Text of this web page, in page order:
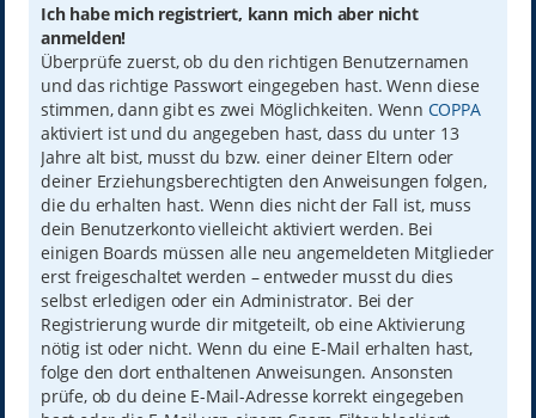
Ich habe mich registriert, kann mich aber nicht
anmelden!
Überprüfe zuerst, ob du den richtigen Benutzernamen
und das richtige Passwort eingegeben hast. Wenn diese
stimmen, dann gibt es zwei Möglichkeiten. Wenn COPPA
aktiviert ist und du angegeben hast, dass du unter 13
Jahre alt bist, musst du bzw. einer deiner Eltern oder
deiner Erziehungsberechtigten den Anweisungen folgen,
die du erhalten hast. Wenn dies nicht der Fall ist, muss
dein Benutzerkonto vielleicht aktiviert werden. Bei
einigen Boards müssen alle neu angemeldeten Mitglieder
erst freigeschaltet werden – entweder musst du dies
selbst erledigen oder ein Administrator. Bei der
Registrierung wurde dir mitgeteilt, ob eine Aktivierung
nötig ist oder nicht. Wenn du eine E-Mail erhalten hast,
folge den dort enthaltenen Anweisungen. Ansonsten
prüfe, ob du deine E-Mail-Adresse korrekt eingegeben